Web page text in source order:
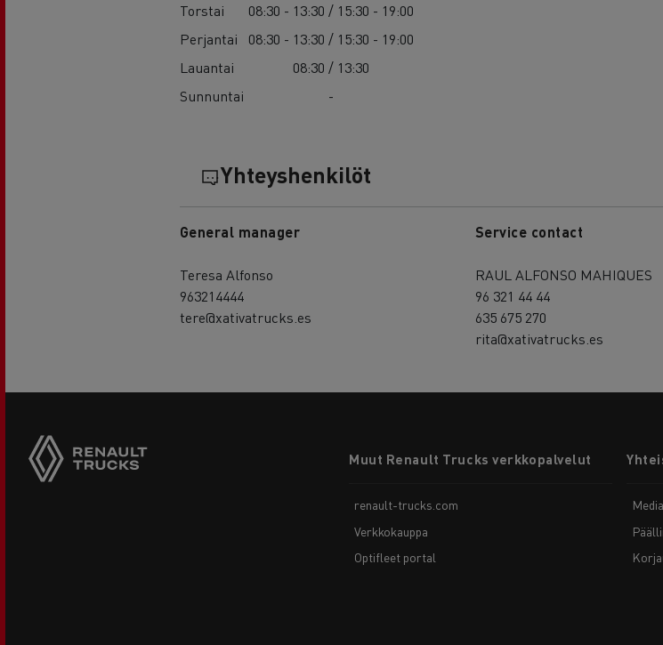
Torstai
08:30 - 13:30 / 15:30 - 19:00
Perjantai
08:30 - 13:30 / 15:30 - 19:00
Lauantai
08:30 / 13:30
Sunnuntai
-
Yhteyshenkilöt
General manager
Teresa Alfonso
963214444
tere@xativatrucks.es
Service contact
RAUL ALFONSO MAHIQUES
96 321 44 44
635 675 270
rita@xativatrucks.es
menuMuut Renault Trucks verkkopalvelut
renault-trucks.com
Verkkokauppa
Optifleet portal